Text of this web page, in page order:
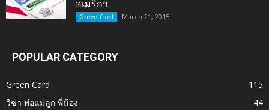
อเมริกา
Green Card March 21, 2015
POPULAR CATEGORY
Green Card
115
วีซ่า พ่อแม่ลูก พี่น้อง
44